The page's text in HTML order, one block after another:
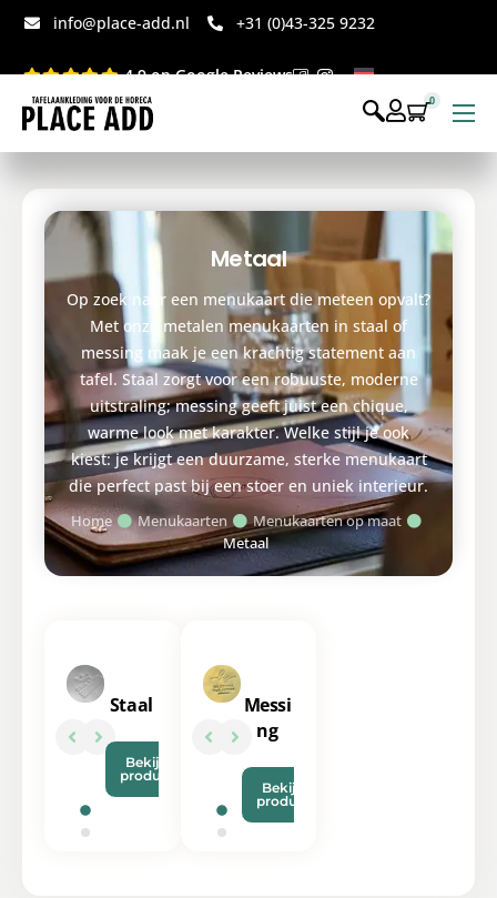
info@place-add.nl +31 (0)43-325 9232
4.9 op Google Reviews
Menukaarten
Disposables webshop
Voor op tafel webshop
0
Metaal
Op zoek naar een menukaart die meteen opvalt?
Met onze metalen menukaarten in staal of
messing maak je een krachtig statement aan
tafel. Staal zorgt voor een robuuste, moderne
uitstraling; messing geeft juist een chique,
warme look met karakter. Welke stijl je ook
kiest: je krijgt een duurzame, sterke menukaart
die perfect past bij een stoer en uniek interieur.
Home Menukaarten
Menukaarten op maat
Metaal
Staal
Bekijk
product
Messi
ng
Bekijk
product